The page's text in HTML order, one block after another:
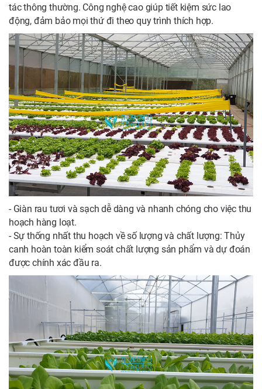
tác thông thường. Công nghệ cao giúp tiết kiệm sức lao
động, đảm bảo mọi thứ đi theo quy trình thích hợp.
- Giàn rau tươi và sạch dễ dàng và nhanh chóng cho việc thu
hoạch hàng loạt.
- Sự thống nhất thu hoạch về số lượng và chất lượng: Thủy
canh hoàn toàn kiểm soát chất lượng sản phẩm và dự đoán
được chính xác đầu ra.